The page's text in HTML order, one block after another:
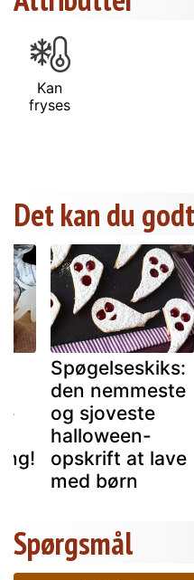
Kan
fryses
Det kan du
Spøgelseskiks:
den nemmeste
og sjoveste
halloween-
opskrift at lave
med børn
Spørgsmål